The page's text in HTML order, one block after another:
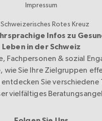
Impressum
Rotes Kreuz
Infos zu
Leben in der Schweiz
Fachpersonen & sozial
wie Sie Ihre Zielgruppen
Sie verschiedene
vielfältiges